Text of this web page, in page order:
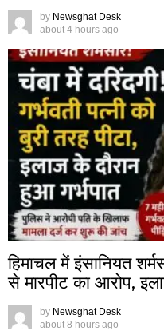
by Newsghat Desk
about 4 hours ago
हिमाचल में इंसानियत
से मारपीट का आरोप,
by Newsghat Desk
about 8 hours ago